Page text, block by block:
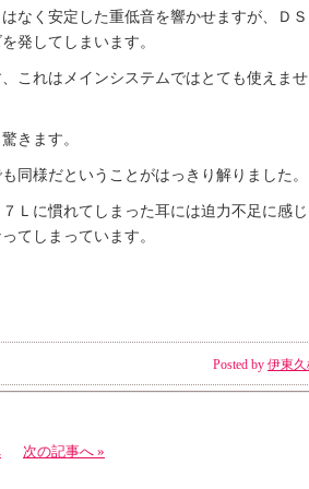
なく安定した重低音を響かせますが、ＤＳ
発してしまいます。
これはメインシステムではとても使えませ
きます。
同様だということがはっきり解りました。
Ｌに慣れてしまった耳には迫力不足に感じ
てしまっています。
Posted by 伊東
次の記事へ »